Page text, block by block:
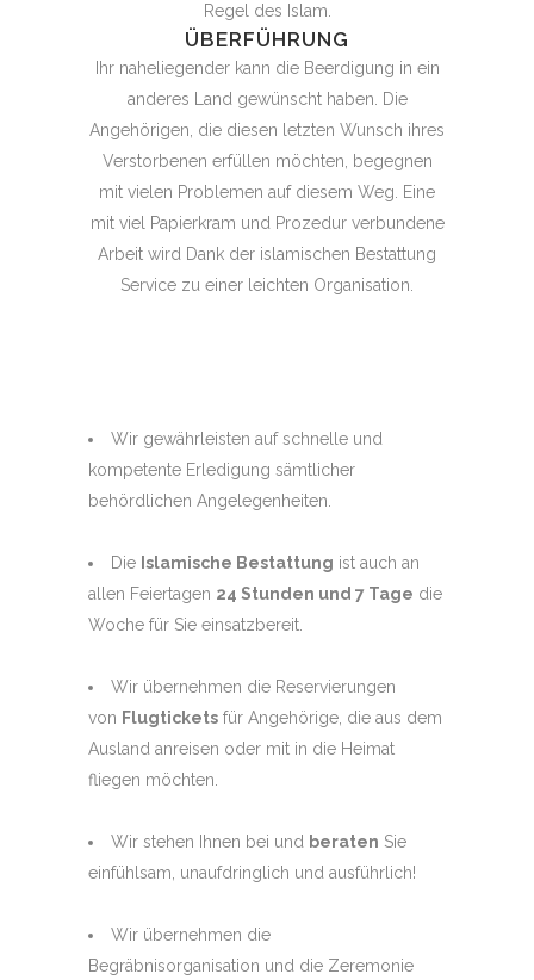
Regel des Islam.
ÜBERFÜHRUNG
Ihr naheliegender kann die Beerdigung in ein
anderes Land gewünscht haben. Die
Angehörigen, die diesen letzten Wunsch ihres
Verstorbenen erfüllen möchten, begegnen
mit vielen Problemen auf diesem Weg. Eine
mit viel Papierkram und Prozedur verbundene
Arbeit wird Dank der islamischen Bestattung
Service zu einer leichten Organisation.
Wir gewährleisten auf schnelle und
kompetente Erledigung sämtlicher
behördlichen Angelegenheiten.
Die Islamische Bestattung ist auch an
allen Feiertagen 24 Stunden und 7 Tage die
Woche für Sie einsatzbereit.
Wir übernehmen die Reservierungen
von Flugtickets für Angehörige, die aus dem
Ausland anreisen oder mit in die Heimat
fliegen möchten.
Wir stehen Ihnen bei und beraten Sie
einfühlsam, unaufdringlich und ausführlich!
Wir übernehmen die
Begräbnisorganisation und die Zeremonie